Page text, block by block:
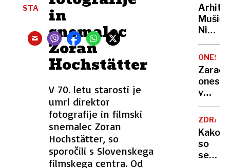
in
snemalec
Zoran
Hochstätter
V 70. letu starosti je
umrl direktor
fotografije in filmski
snemalec Zoran
Hochstätter, so
sporočili s Slovenskega
filmskega centra. Od
STA
rekord
CENTER
Mušič:
Nikoli
nisem
da je
to v
moji
sploh
Zaradi
v
delu
voda
Kako
so
se